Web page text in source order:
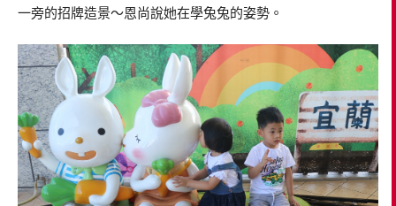
一旁的招牌造景～恩尚說她在學兔兔的姿勢。